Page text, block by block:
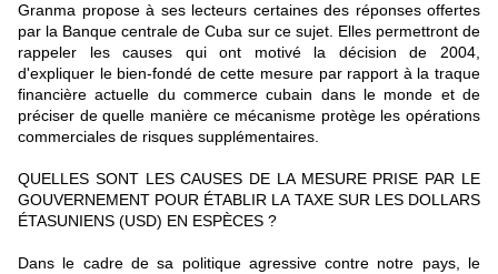
Granma propose à ses lecteurs certaines des réponses offertes
par la Banque centrale de Cuba sur ce sujet. Elles permettront de
rappeler les causes qui ont motivé la décision de 2004,
d'expliquer le bien-fondé de cette mesure par rapport à la traque
financière actuelle du commerce cubain dans le monde et de
préciser de quelle manière ce mécanisme protège les opérations
commerciales de risques supplémentaires.
QUELLES SONT LES CAUSES DE LA MESURE PRISE PAR LE
GOUVERNEMENT POUR ÉTABLIR LA TAXE SUR LES DOLLARS
ÉTASUNIENS (USD) EN ESPÈCES ?
Dans le cadre de sa politique agressive contre notre pays, le